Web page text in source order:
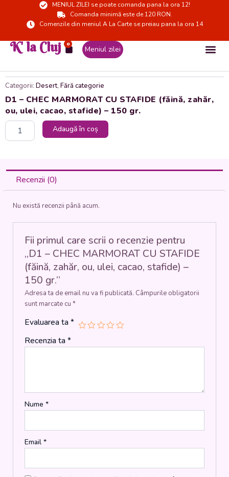
MENIUL ZILEI se poate comanda pana la ora 12!
Comanda minimă este de 120 RON.
Comenzile din meniul A La Carte se preiau pana la ora 14
K' la Cluj 0
Cart Meniul zilei
Categorii: Desert, Fără categorie
D1 – CHEC MARMORAT CU STAFIDE (făină, zahăr,
ou, ulei, cacao, stafide) – 150 gr.
Cantitate
zahăr,
cacao,
Adaugă în coș
Recenzii (0)
Nu există recenzii până acum.
Fii primul care scrii o recenzie pentru
„D1 – CHEC MARMORAT CU STAFIDE
(făină, zahăr, ou, ulei, cacao, stafide) –
150 gr.”
Adresa ta de email nu va fi publicată. Câmpurile obligatorii
sunt marcate cu *
Evaluarea ta*
Recenzia ta*
Nume *
Email *